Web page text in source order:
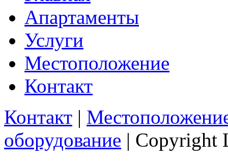
Апартаменты
Услуги
Местоположение
Контакт
Контакт |
оборудование | Copyright